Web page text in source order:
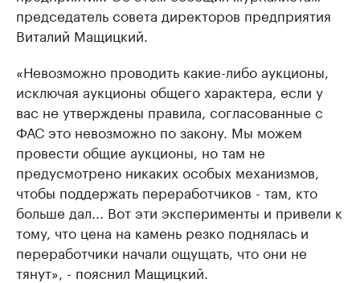
председатель совета директоров предприятия
Виталий Мащицкий.
«Невозможно проводить какие-либо аукционы,
исключая аукционы общего характера, если у
вас не утверждены правила, согласованные с
ФАС это невозможно по закону. Мы можем
провести общие аукционы, но там не
предусмотрено никаких особых механизмов,
чтобы поддержать переработчиков - там, кто
больше дал... Вот эти эксперименты и привели к
тому, что цена на камень резко поднялась и
переработчики начали ощущать, что они не
тянут», - пояснил Мащицкий.